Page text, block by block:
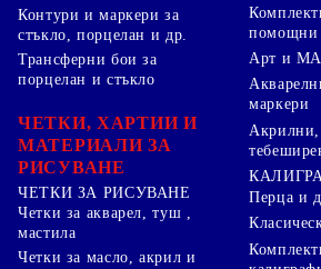
Контури и маркери за
стъкло, порцелан и др.
Трансферни бои за
порцелан и стъкло
ЧЕТКИ, ХАРТИИ И
МАТЕРИАЛИ ЗА
РИСУВАНЕ
ЧЕТКИ ЗА РИСУВАНЕ
Четки за акварел, туш ,
мастила
Четки за масло, акрил и
помощни
Арт и
маркери
Акрилни,
Перца и